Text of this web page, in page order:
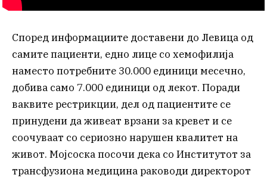
Според информациите доставени до Левица од
самите пациенти, едно лице со хемофилија
наместо потребните 30.000 единици месечно,
добива само 7.000 единици од лекот. Поради
ваквите рестрикции, дел од пациентите се
принудени да живеат врзани за кревет и се
соочуваат со сериозно нарушен квалитет на
живот. Мојсоска посочи дека со Институтот за
трансфузиона медицина раководи директорот